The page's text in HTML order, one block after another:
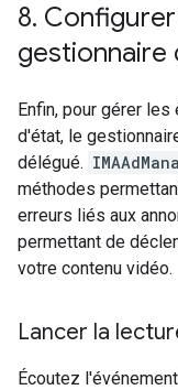
8.
gestionnaire
Enfin, pour gérer
d'état, le
délégué.
méthodes
erreurs liés aux
permettant de
votre contenu vidéo.
Lancer la
Écoutez l'événement